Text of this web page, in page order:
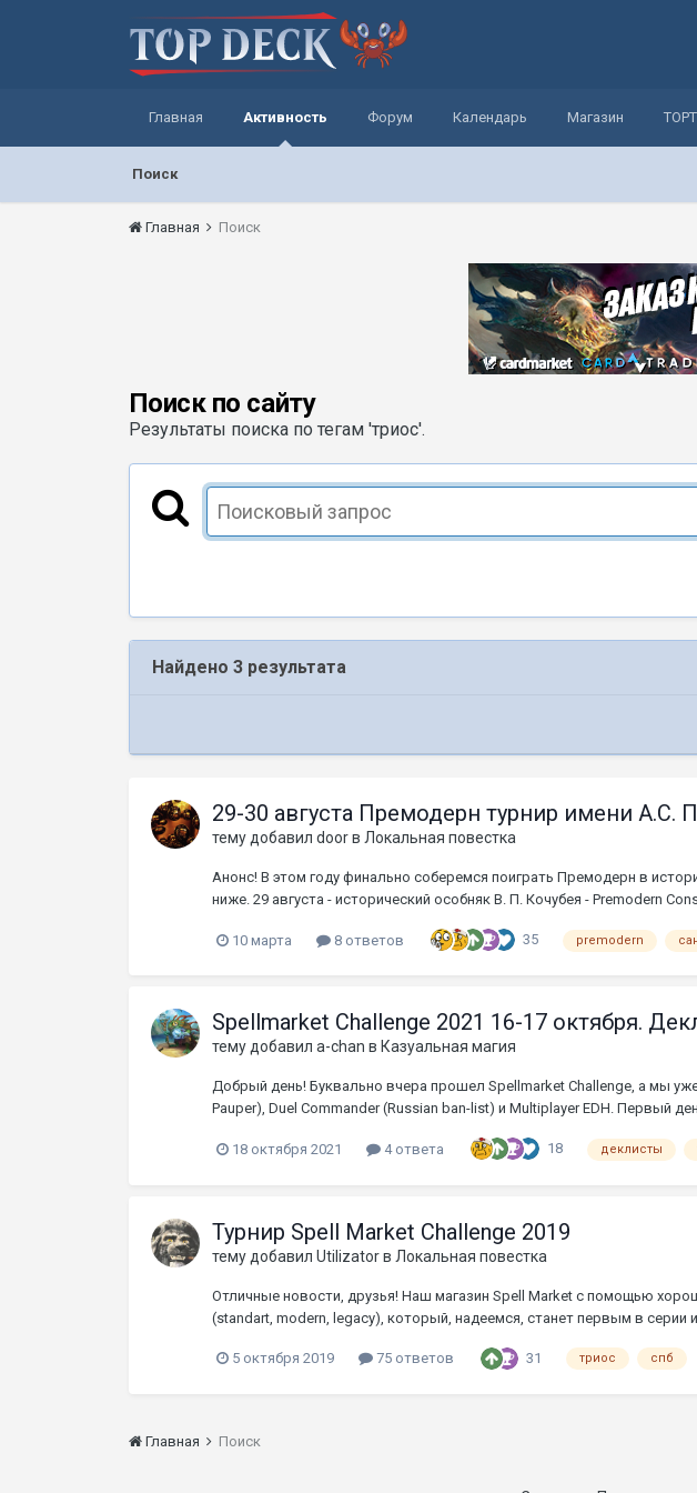
Главная Активность
Поиск
Форум Календарь Магазин
Главная Поиск
Поиск по сайту
Результаты поиска по тегам 'триос'.
Найдено 3 результата
29-30 августа Премодерн турнир имени А.С.
тему добавил doorв Локальная повестка
Анонс! В этом году финально соберемся поиграть Премодерн в
ниже. 29 августа - исторический особняк В. П. Кочубея - Premodern
10 марта 8 ответов 35 premodern
Spellmarket Challenge 2021 16-17 октября.
тему добавил a-chan в Казуальная магия
Добрый день! Буквально вчера прошел Spellmarket Challenge, а мы
Pauper), Duel Commander (Russian ban-list) и Multiplayer EDH. Первый
18 октября 2021 4 ответа 18 деклисты
Турнир Spell Market Challenge 2019
тему добавил Utilizatorв Локальная повестка
Отличные новости, друзья! Наш магазин Spell Market с помощью
(standart, modern, legacy), который, надеемся, станет первым в
5 октября 2019 75 ответов 31 триос спб
Главная Поиск